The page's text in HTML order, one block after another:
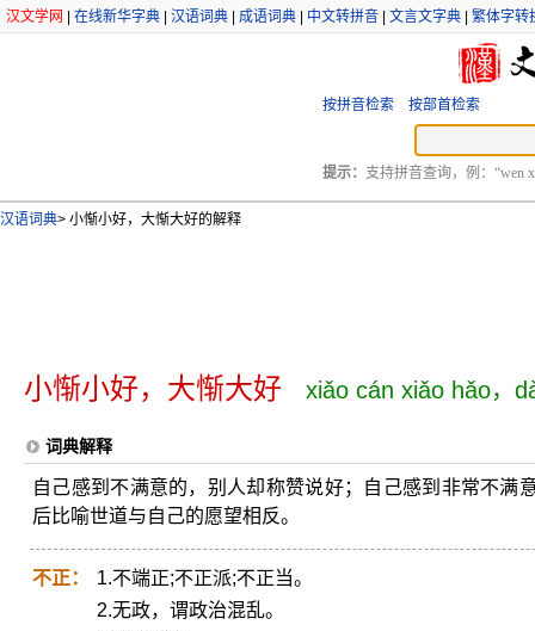
汉文学网 在线新华字典 汉语词典 成语词典 中文转拼音 文言文字典 繁体字转
按拼音检索 按部首检索
提示： 支持拼音查询，例：“wen
汉语词典> 小惭小好，大惭大好的解释
小惭小好，大惭大好 xiǎo cán xiǎo hǎo，
词典解释
自己感到不满意的，别人却称赞说好；自己感到非常不满
后比喻世道与自己的愿望相反。
不正：
1.不端正;不正派;不正当。
2.无政，谓政治混乱。